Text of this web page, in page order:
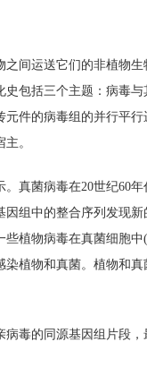
之间运送它们的非植物
包括三个主题：病毒
元件的病毒组的并行平
。
真菌病毒在20世纪60
组中的整合序列发现
些植物病毒在真菌细胞
染植物和真菌。植物和
病毒的同源基因组片段